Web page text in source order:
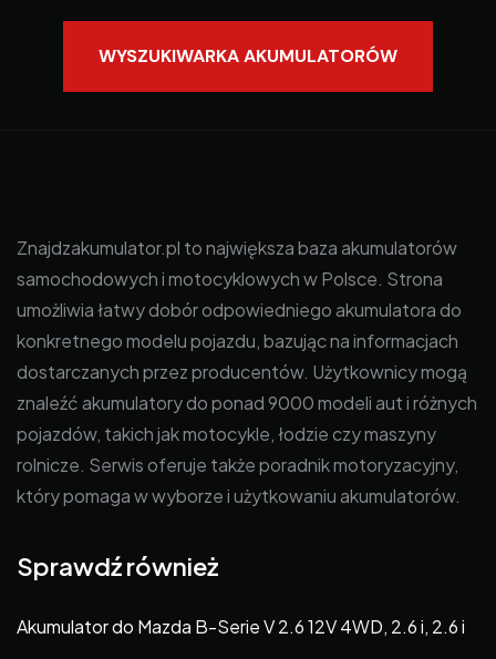
WYSZUKIWARKA AKUMULATORÓW
Znajdzakumulator.pl to największa baza akumulatorów
samochodowych i motocyklowych w Polsce. Strona
umożliwia łatwy dobór odpowiedniego akumulatora do
konkretnego modelu pojazdu, bazując na informacjach
dostarczanych przez producentów. Użytkownicy mogą
znaleźć akumulatory do ponad 9000 modeli aut i różnych
pojazdów, takich jak motocykle, łodzie czy maszyny
rolnicze. Serwis oferuje także poradnik motoryzacyjny,
który pomaga w wyborze i użytkowaniu akumulatorów.
Sprawdź również
Akumulator do Mazda B-Serie V 2.6 12V 4WD, 2.6 i, 2.6 i